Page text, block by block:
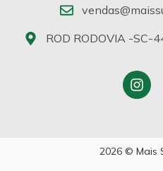
ROD RODOVIA -SC-
2026 © Mais